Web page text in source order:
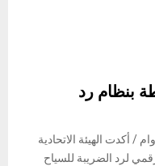
بنظام رد
في 5 أغسطس/ وام / أكدت الهيئة الاتحادية
لرد الضريبة للسياح